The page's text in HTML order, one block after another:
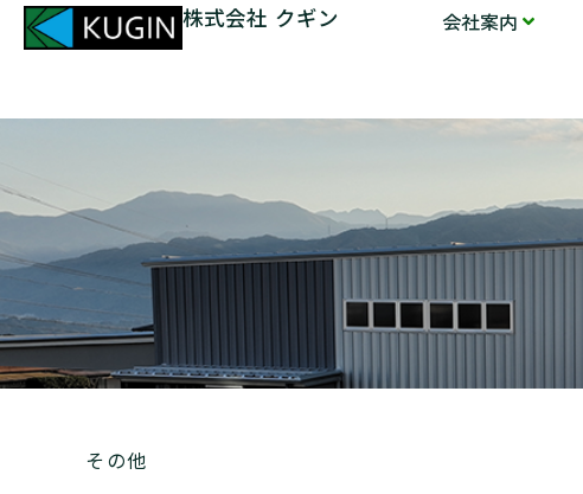
株式会社 クギン 会社案内
その他